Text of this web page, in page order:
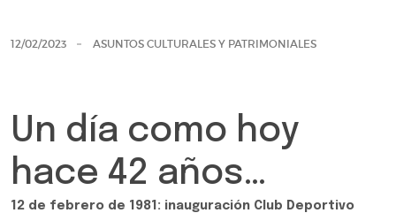
12/02/2023 ASUNTOS CULTURALES Y PATRIMONIALES
Un día como hoy
hace 42 años…
12 de febrero de 1981: inauguración Club Deportivo